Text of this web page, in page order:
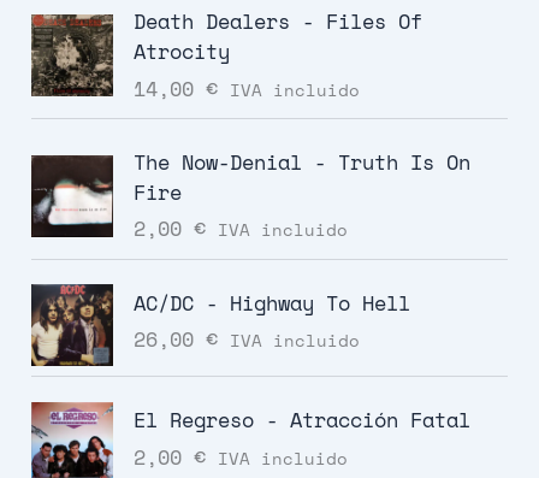
Death Dealers - Files Of
Atrocity
14,00€ IVA incluido
The Now-Denial - Truth Is On
Fire
2,00€ IVA incluido
AC/DC - Highway To Hell
26,00€ IVA incluido
El Regreso - Atracción Fatal
2,00€ IVA incluido